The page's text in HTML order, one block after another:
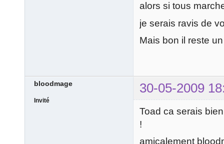
alors si tous
je serais ravis de
Mais bon il reste
bloodmage 30-05-2009
Invité
Toad ca serais
!
amicalement